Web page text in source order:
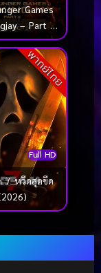
Games
– Part 2
ม ม็อกกิ้งเจย์
2 (2015)
พากย์ไทย
Full HD
7 หวีดสุดขีด